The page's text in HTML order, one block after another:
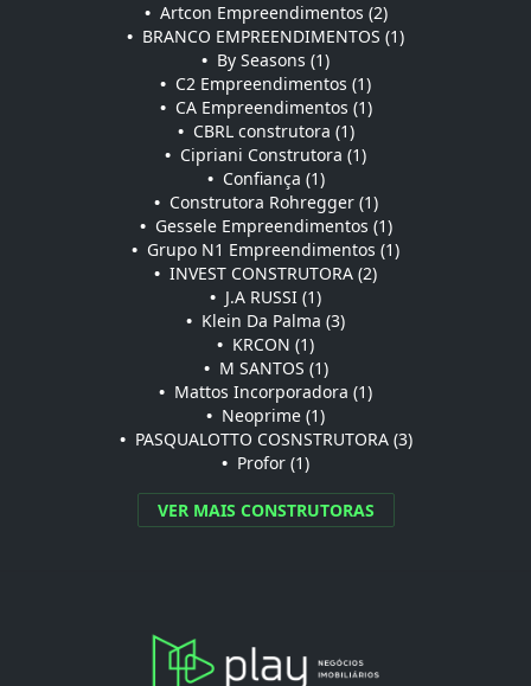
• Artcon Empreendimentos (2)
• BRANCO EMPREENDIMENTOS (1)
• By Seasons (1)
• C2 Empreendimentos (1)
• CA Empreendimentos (1)
• CBRL construtora (1)
• Cipriani Construtora (1)
• Confiança (1)
• Construtora Rohregger (1)
• Gessele Empreendimentos (1)
• Grupo N1 Empreendimentos (1)
• INVEST CONSTRUTORA (2)
• J.A RUSSI (1)
• Klein Da Palma (3)
• KRCON (1)
• M SANTOS (1)
• Mattos Incorporadora (1)
• Neoprime (1)
• PASQUALOTTO COSNSTRUTORA (3)
• Profor (1)
VER MAIS CONSTRUTORAS